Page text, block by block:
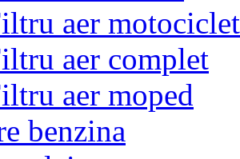
aer
aer complet
aer moped
benzina